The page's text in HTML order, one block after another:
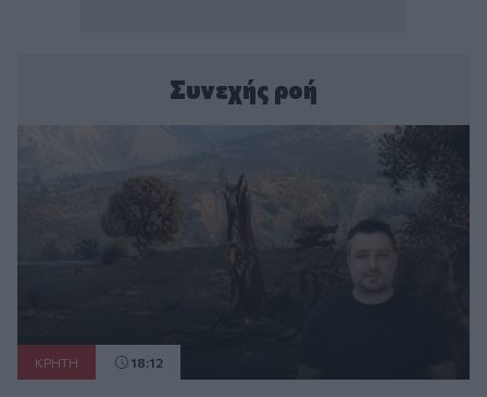
Συνεχής ροή
ΚΡΗΤΗ 18:12